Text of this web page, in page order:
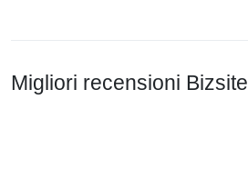
Migliori recensioni Bizsite